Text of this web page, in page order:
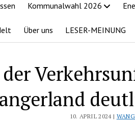
Kommunalwahl 2026
Über uns LESER-MEINUNG
10. APRIL 2024 |